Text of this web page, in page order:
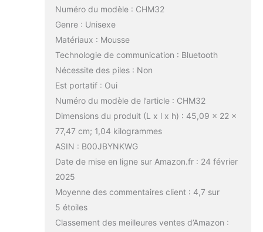
Numéro du modèle : CHM32
Genre : Unisexe
Matériaux : Mousse
Technologie de communication : Bluetooth
Nécessite des piles : Non
Est portatif : Oui
Numéro du modèle de l’article : CHM32
Dimensions du produit (L x l x h) : 45,09 x 22 x
77,47 cm; 1,04 kilogrammes
ASIN : B00JBYNKWG
Date de mise en ligne sur Amazon.fr : 24 février
2025
Moyenne des commentaires client : 4,7 sur
5 étoiles
Classement des meilleures ventes d’Amazon :